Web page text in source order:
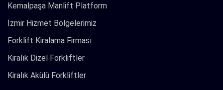
Kemalpaşa Manlift Platform
İzmir Hizmet Bölgelerimiz
Forklift Kiralama Firması
Kiralık Dizel Forkliftler
Kiralık Akülü Forkliftler